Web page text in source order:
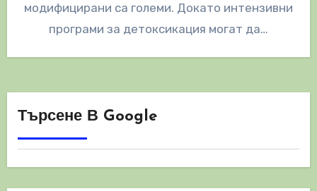
модифицирани са големи. Докато интензивни
програми за детоксикация могат да…
Търсене В Google